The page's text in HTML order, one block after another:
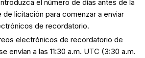
el número de días antes de la
de licitación para comenzar a enviar
de recordatorio.
electrónicos de recordatorio de
envían a las 11:30 a.m. UTC (3:30 a.m.